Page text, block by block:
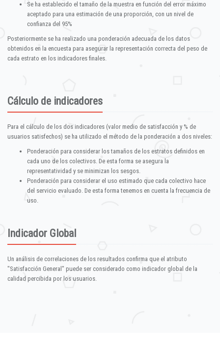
Se ha establecido el tamaño de la muestra en función del error máximo
aceptado para una estimación de una proporción, con un nivel de
confianza del 95%
Posteriormente se ha realizado una ponderación adecuada de los datos
obtenidos en la encuesta para asegurar la representación correcta del peso de
cada estrato en los indicadores finales.
Cálculo de indicadores
Para el cálculo de los dos indicadores (valor medio de satisfacción y % de
usuarios satisfechos) se ha utilizado el método de la ponderación a dos niveles:
Ponderación para considerar los tamaños de los estratos definidos en
cada uno de los colectivos. De esta forma se asegura la
representatividad y se minimizan los sesgos.
Ponderación para considerar el uso estimado que cada colectivo hace
del servicio evaluado. De esta forma tenemos en cuenta la frecuencia de
uso.
Indicador Global
Un análisis de correlaciones de los resultados confirma que el atributo
"Satisfacción General" puede ser considerado como indicador global de la
calidad percibida por los usuarios.